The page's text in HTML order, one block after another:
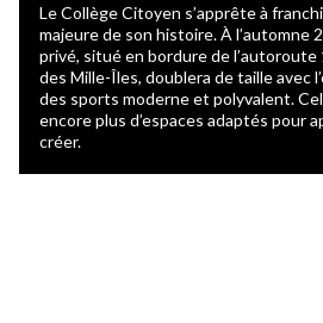
Le Collège Citoyen s’apprête à
majeure de son histoire. À l’automne
privé, situé en bordure de l’autoroute
des Mille-Îles, doublera de taille avec
des sports moderne et polyvalent.
encore plus d’espaces adaptés pour
créer.